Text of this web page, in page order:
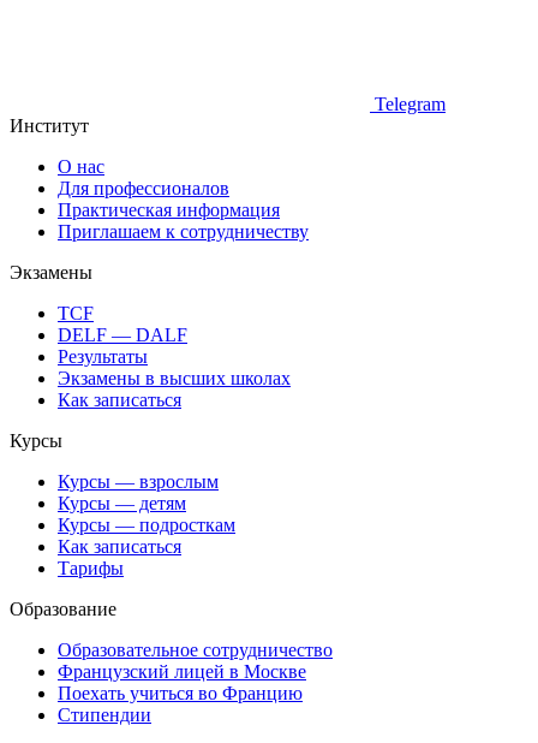
Telegram
Институт
О нас
Для профессионалов
Практическая информация
Приглашаем к сотрудничеству
Экзамены
TCF
DELF — DALF
Результаты
Экзамены в высших школах
Как записаться
Курсы
Курсы — взрослым
Курсы — детям
Курсы — подросткам
Как записаться
Тарифы
Образование
Образовательное сотрудничество
Французский лицей в Москве
Поехать учиться во Францию
Стипендии